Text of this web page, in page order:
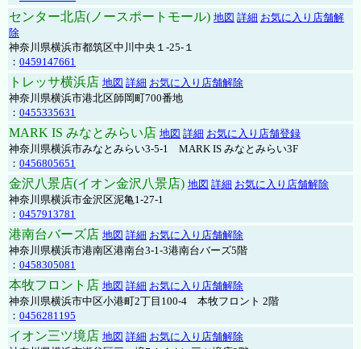
センター北店(ノースポートモール) 地図 詳細 お気に入り店舗解
除
神奈川県横浜市都筑区中川中央１-25-１
： 0459147661
トレッサ横浜店 地図 詳細 お気に入り店舗解除
神奈川県横浜市港北区師岡町700番地
： 0455335631
MARK IS みなとみらい店 地図 詳細 お気に入り店舗登録
神奈川県横浜市みなとみらい3-5-1 MARK IS みなとみらい3F
： 0456805651
金沢八景店(イオン金沢八景店) 地図 詳細 お気に入り店舗解除
神奈川県横浜市金沢区泥亀1-27-1
： 0457913781
港南台バーズ店 地図 詳細 お気に入り店舗解除
神奈川県横浜市港南区港南台3-1-3港南台バーズ5階
： 0458305081
本牧フロント店 地図 詳細 お気に入り店舗解除
神奈川県横浜市中区小港町2丁目100-4 本牧フロント 2階
： 0456281195
イオン三ツ境店 地図 詳細 お気に入り店舗解除